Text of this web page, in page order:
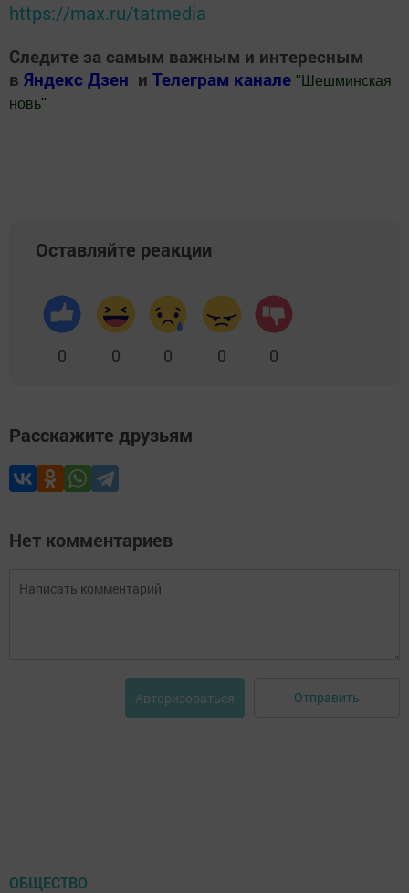
https://max.ru/tatmedia
Следите за самым важным и интересным
в Яндекс Дзен и Телеграм канале " Шешминская
новь"
Оставляйте реакции
0 0 0 0 0
Расскажите друзьям
Нет комментариев
Авторизоваться Отправить
ОБЩЕСТВО